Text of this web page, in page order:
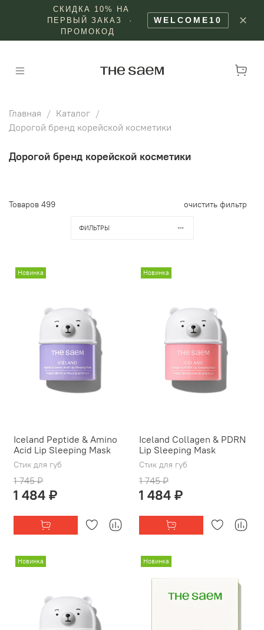
СКИДКА 10% НА
ПЕРВЫЙ ЗАКАЗ ·
ПРОМОКОД
WELCOME10 ✕
Главная
Каталог
Дорогой бренд корейской косметики
Дорогой бренд корейской косметики
Товаров 499 очистить фильтр
ФИЛЬТРЫ
Новинка
Iceland Peptide & Amino
Acid Lip Sleeping Mask
Стик для губ
1 745 ₽
1 484 ₽
Новинка
Iceland Collagen & PDRN
Lip Sleeping Mask
Стик для губ
1 745 ₽
1 484 ₽
Новинка Новинка